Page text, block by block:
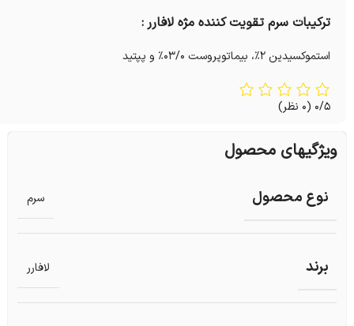
ترکیبات سرم تقویت کننده مژه لافارر :
استموکسیدین 2%، بیماتوپروست 03/0% و پپتید
0/5 (0 نظر)
ویژگیهای محصول
نوع محصول سرم
برند لافارر